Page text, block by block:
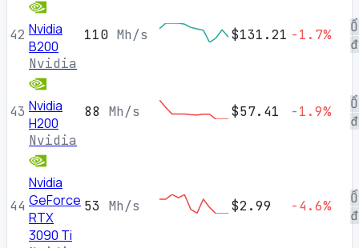
42 Nvidia
B200
Nvidia
110 Mh/s $131.21 -1.7%
43 Nvidia
H200
Nvidia
88 Mh/s $57.41 -1.9%
44
Nvidia
GeForce
RTX
3090 Ti
53 Mh/s $2.99 -4.6%